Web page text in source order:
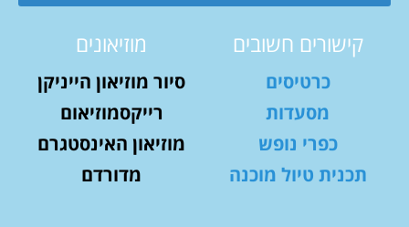
קישורים חשובים
כרטיסים
מסעדות
כפרי נופש
תכנית טיול מוכנה
מוזיאונים
סיור מוזיאון הייניקן
רייקסמוזיאום
מוזיאון האינסטגרם
מדורדם